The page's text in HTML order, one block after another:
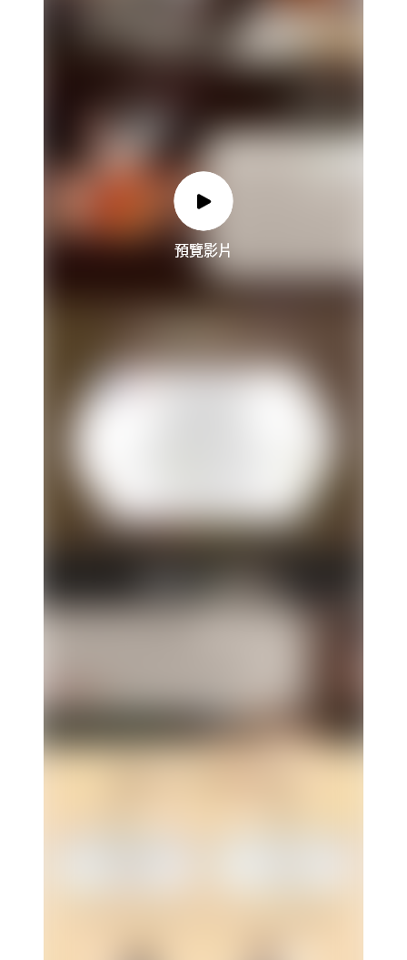
預覽影片
預覽影片